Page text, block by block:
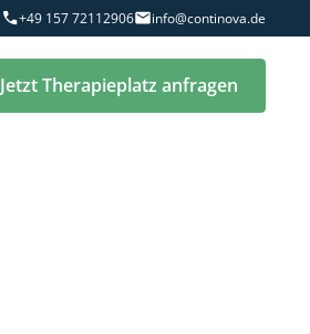
+49 157 72112906 info@continova.de
Jetzt Therapieplatz anfragen